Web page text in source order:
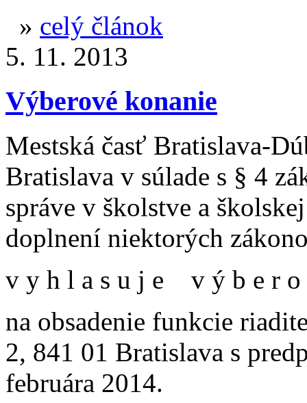
» celý článok
5. 11. 2013
Výberové konanie
Mestská časť Bratislava-
Bratislava v súlade s § 4
správe v školstve a
doplnení niektorých
v y h l a s u j e v ý b e r
na obsadenie funkcie
2, 841 01 Bratislava s
februára 2014.